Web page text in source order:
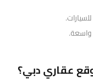
عقاري دبي؟